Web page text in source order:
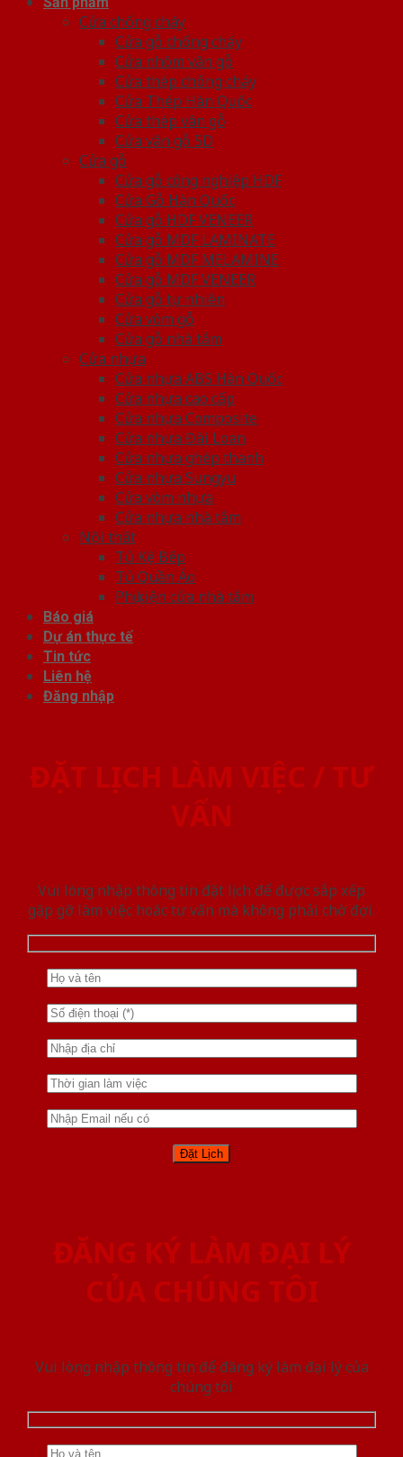
Cửa chống cháy
Cửa gỗ chống cháy
Cửa nhôm vân gỗ
Cửa thép chống cháy
Cửa Thép Hàn Quốc
Cửa thép vân gỗ
Cửa vân gỗ 5D
Cửa gỗ
Cửa gỗ công nghiệp HDF
Cửa Gỗ Hàn Quốc
Cửa gỗ HDF VENEER
Cửa gỗ MDF LAMINATE
Cửa gỗ MDF MELAMINE
Cửa gỗ MDF VENEER
Cửa gỗ tự nhiên
Cửa vòm gỗ
Cửa gỗ nhà tắm
Cửa nhựa
Cửa nhựa ABS Hàn Quốc
Cửa nhựa cao cấp
Cửa nhựa Composite
Cửa nhựa Đài Loan
Cửa nhựa ghép thanh
Cửa nhựa Sungyu
Cửa vòm nhựa
Cửa nhựa nhà tắm
Nội thất
Tủ Kệ Bếp
Tủ Quần Áo
Phụ kiện cửa nhà tắm
Báo giá
Dự án thực tế
Tin tức
Liên hệ
Đăng nhập
ĐẶT LỊCH LÀM VIỆC / TƯ
VẤN
Vui lòng nhập thông tin đặt lịch để được sắp xếp
gặp gỡ làm việc hoăc tư vấn mà không phải chờ đợi.
ĐĂNG KÝ LÀM ĐẠI LÝ
CỦA CHÚNG TÔI
Vui lòng nhập thông tin để đăng ký làm đại lý của
chúng tôi